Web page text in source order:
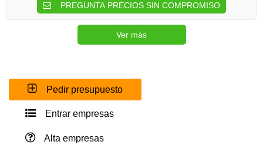
PREGUNTA PRECIOS SIN COMPROMISO
Ver más
Pedir presupuesto
Entrar empresas
Alta empresas